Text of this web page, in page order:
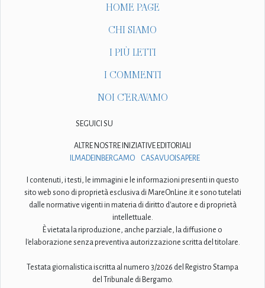
HOME PAGE
CHI SIAMO
I PIÙ LETTI
I COMMENTI
NOI C'ERAVAMO
SEGUICI SU
ALTRE NOSTRE INIZIATIVE EDITORIALI
ILMADEINBERGAMO
CASAVUOISAPERE
I contenuti, i testi, le immagini e le informazioni presenti in questo
sito web sono di proprietà esclusiva di MareOnLine.it e sono tutelati
dalle normative vigenti in materia di diritto d'autore e di proprietà
intellettuale.
È vietata la riproduzione, anche parziale, la diffusione o
l'elaborazione senza preventiva autorizzazione scritta del titolare.
Testata giornalistica iscritta al numero 3/2026 del Registro Stampa
del Tribunale di Bergamo.